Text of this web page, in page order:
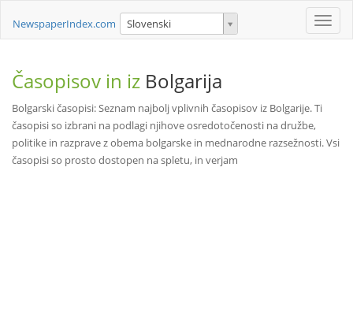
Toggle
NewspaperIndex.com Slovenski
Časopisov in iz Bolgarija
Bolgarski časopisi: Seznam najbolj vplivnih časopisov iz Bolgarije. Ti
časopisi so izbrani na podlagi njihove osredotočenosti na družbe,
politike in razprave z obema bolgarske in mednarodne razsežnosti. Vsi
časopisi so prosto dostopen na spletu, in verjam